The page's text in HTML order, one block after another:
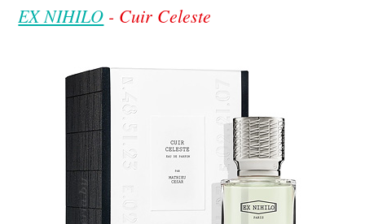
EX NIHILO - Cuir Celeste